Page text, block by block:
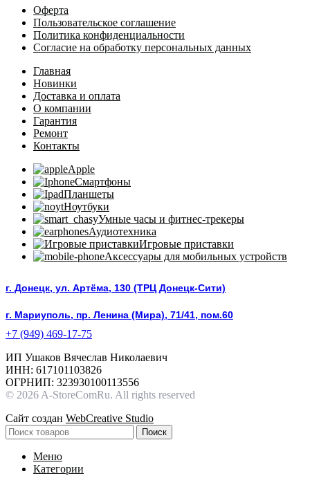
Оферта
Пользовательское соглашение
Политика конфиденциальности
Согласие на обработку персональных данных
Главная
Новинки
Доставка и оплата
О компании
Гарантия
Ремонт
Контакты
Apple
Смартфоны
Планшеты
Ноутбуки
Умные часы и фитнес-трекеры
Аудиотехника
Игровые приставки
Аксессуары для мобильных устройств
г. Донецк, ул. Артёма, 130 (ТРЦ Донецк-Сити)
г. Мариуполь, пр. Ленина (Мира), 71/41, пом.60
+7 (949) 469-17-75
ИП Ушаков Вячеслав Николаевич
ИНН: 617101103826
ОГРНИП: 323930100113556
© 2026 A-StoreComRu. All rights reserved
Сайт создан WebCreative Studio
Поиск
Меню
Категории